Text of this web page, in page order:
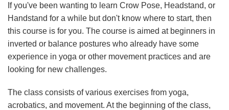
If you've been wanting to learn Crow Pose, Headstand, or
Handstand for a while but don't know where to start, then
this course is for you. The course is aimed at beginners in
inverted or balance postures who already have some
experience in yoga or other movement practices and are
looking for new challenges.
The class consists of various exercises from yoga,
acrobatics, and movement. At the beginning of the class,